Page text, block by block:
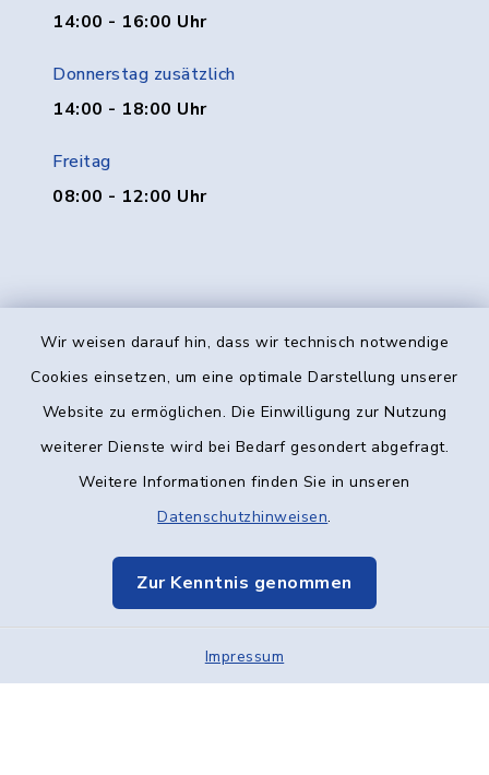
Wir weisen darauf hin, dass wir technisch notwendige
Cookies einsetzen, um eine optimale Darstellung unserer
Website zu ermöglichen. Die Einwilligung zur Nutzung
weiterer Dienste wird bei Bedarf gesondert abgefragt.
Weitere Informationen finden Sie in unseren
Datenschutzhinweisen.
Zur Kenntnis genommen
Impressum
14:00 - 16:00 Uhr
Donnerstag zusätzlich
14:00 - 18:00 Uhr
Freitag
08:00 - 12:00 Uhr
Kontakt
Datenschutz
Elektronische Kommunikation
Sitemap